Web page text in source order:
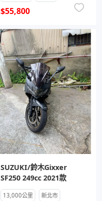
$55,800
SUZUKI/鈴木Gixxer
SF250 249cc 2021款
13,000公里 新北市